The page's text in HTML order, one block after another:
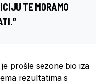
TE MORAMO
prošle sezone bio iza
rezultatima s